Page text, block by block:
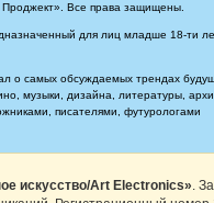
Все права защищены.
для лиц младше 18-ти
о самых обсуждаемых трендах
музыки, дизайна, литературы,
писателями, футурологами
искусство/Art Electronics» .